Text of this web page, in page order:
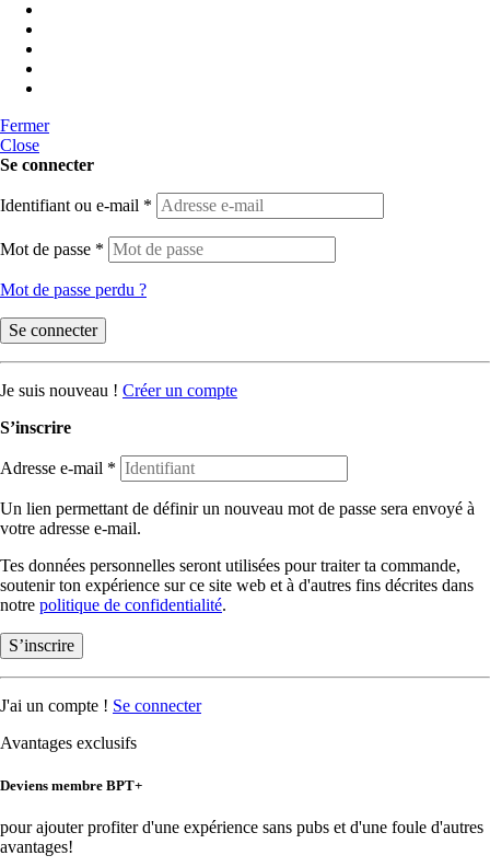
Fermer
Close
Se connecter
Identifiant ou e-mail *
Mot de passe *
Mot de passe perdu ?
Se connecter
Je suis nouveau ! Créer un compte
S’inscrire
Adresse e-mail *
Un lien permettant de définir un nouveau mot de passe sera envoyé à
votre adresse e-mail.
Tes données personnelles seront utilisées pour traiter ta commande,
soutenir ton expérience sur ce site web et à d'autres fins décrites dans
notre politique de confidentialité.
S’inscrire
J'ai un compte ! Se connecter
Avantages exclusifs
Deviens membre BPT+
pour ajouter profiter d'une expérience sans pubs et d'une foule d'autres
avantages!